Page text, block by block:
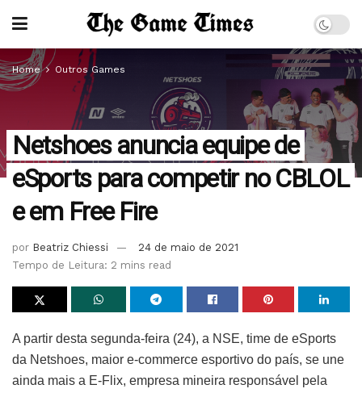
Home Outros Games
Netshoes anuncia equipe de
eSports para competir no CBLOL
e em Free Fire
por Beatriz Chiessi
24 de maio de 2021
Tempo de Leitura: 2 mins read
A partir desta segunda-feira (24), a NSE, time de eSports
da Netshoes, maior e-commerce esportivo do país, se une
ainda mais a E-Flix, empresa mineira responsável pela